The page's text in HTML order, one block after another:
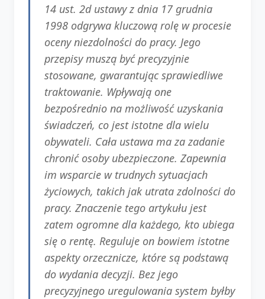
14 ust. 2d ustawy z dnia 17 grudnia
1998 odgrywa kluczową rolę w procesie
oceny niezdolności do pracy. Jego
przepisy muszą być precyzyjnie
stosowane, gwarantując sprawiedliwe
traktowanie. Wpływają one
bezpośrednio na możliwość uzyskania
świadczeń, co jest istotne dla wielu
obywateli. Cała ustawa ma za zadanie
chronić osoby ubezpieczone. Zapewnia
im wsparcie w trudnych sytuacjach
życiowych, takich jak utrata zdolności do
pracy. Znaczenie tego artykułu jest
zatem ogromne dla każdego, kto ubiega
się o rentę. Reguluje on bowiem istotne
aspekty orzecznicze, które są podstawą
do wydania decyzji. Bez jego
precyzyjnego uregulowania system byłby